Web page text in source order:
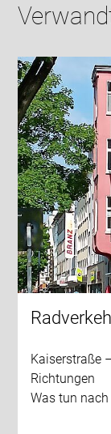
Kaiserstraße
Richtungen
Was tun